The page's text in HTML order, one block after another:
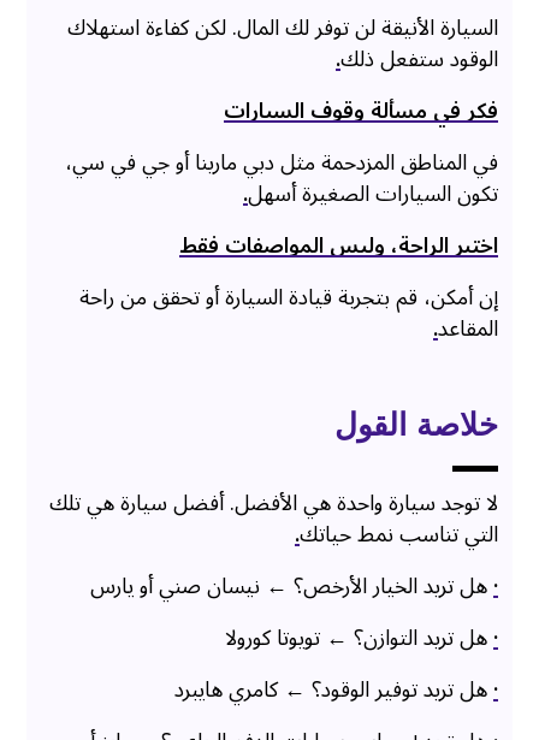
السيارة الأنيقة لن توفر لك المال. لكن كفاءة استهلاك
الوقود ستفعل ذلك.
فكر في مسألة وقوف السيارات
في المناطق المزدحمة مثل دبي مارينا أو جي في سي،
تكون السيارات الصغيرة أسهل.
اختبر الراحة، وليس المواصفات فقط
إن أمكن، قم بتجربة قيادة السيارة أو تحقق من راحة
المقاعد.
خلاصة القول
لا توجد سيارة واحدة هي الأفضل. أفضل سيارة هي تلك
التي تناسب نمط حياتك.
·هل تريد الخيار الأرخص؟ ← نيسان صني أو يارس
·هل تريد التوازن؟ ← تويوتا كورولا
·هل تريد توفير الوقود؟ ← كامري هايبرد